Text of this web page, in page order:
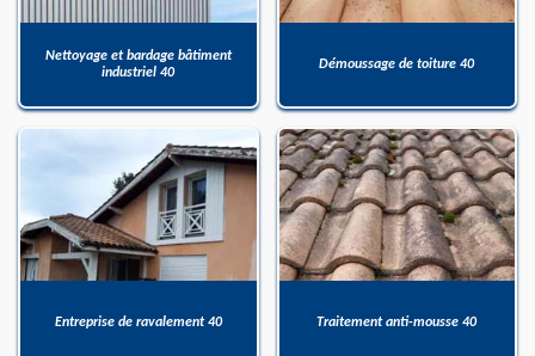
Nettoyage et bardage bâtiment
industriel 40
Démoussage de toiture 40
Entreprise de ravalement 40 Traitement anti-mousse 40